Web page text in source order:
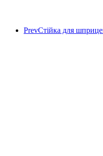
PrevСтійка для